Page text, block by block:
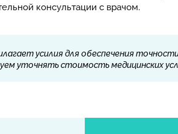
консультации с врачом.
усилия для обеспечения
уточнять стоимость медицинских